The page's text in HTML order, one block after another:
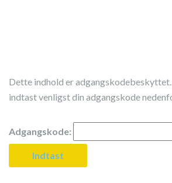
Dette indhold er adgangskodebeskyttet.
indtast venligst din adgangskode
Adgangskode: